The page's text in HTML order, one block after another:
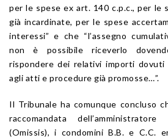
per le spese ex art. 140 c.p.c., per le
già incardinate, per le spese
interessi” e che “l’assegno
non è possibile riceverlo
rispondere dei relativi importi dovuti
agli atti e procedure già promosse…”.
Il Tribunale ha comunque concluso
raccomandata
(Omissis), i condomini B.B. e C.C.